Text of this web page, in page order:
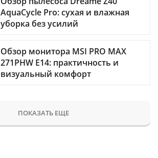
AquaCycle Pro: сухая и влажная
уборка без усилий
Обзор монитора MSI PRO MAX
271PHW E14: практичность и
визуальный комфорт
ПОКАЗАТЬ ЕЩЕ